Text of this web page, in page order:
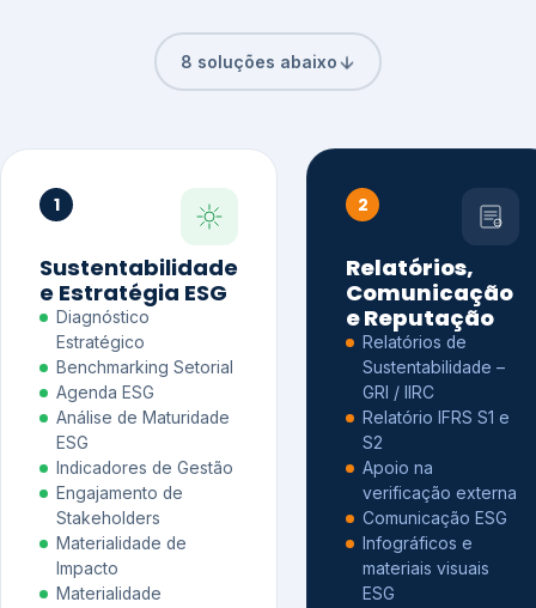
8 soluções abaixo
1
Sustentabilidade
e Estratégia ESG
Diagnóstico
Estratégico
Benchmarking Setorial
Agenda ESG
Análise de Maturidade
ESG
Indicadores de Gestão
Engajamento de
Stakeholders
Materialidade de
Impacto
Materialidade
2
Relatórios,
Comunicação
e Reputação
Relatórios de
Sustentabilidade –
GRI / IIRC
Relatório IFRS S1 e
S2
Apoio na
verificação externa
Comunicação ESG
Infográficos e
materiais visuais
ESG